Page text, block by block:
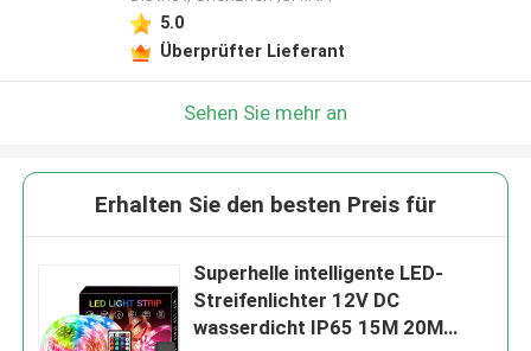
5.0
Überprüfter Lieferant
Sehen Sie mehr an
Erhalten Sie den besten Preis für
Superhelle intelligente LED-
Streifenlichter 12V DC
wasserdicht IP65 15M 20M